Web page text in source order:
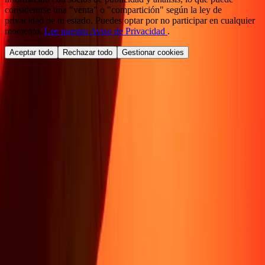
considerarse una "venta" o "compartición" según la ley de
privacidad de tu estado. Puedes optar por no participar en cualquier
momento. Lee nuestro Aviso de Privacidad .
Aceptar todo Rechazar todo Gestionar cookies